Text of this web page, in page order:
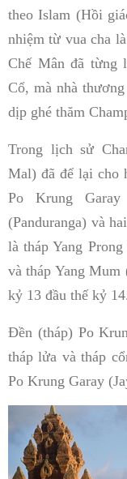
theo Islam (Hồi
nhiệm từ vua cha
Chế Mân đã từng
Cổ, mà nhà
dịp ghé thăm
Trong lịch sử
Mal) đã để lại cho
Po Krung
(Panduranga) và
là tháp Yang
và tháp Yang
kỷ 13 đầu thế kỷ 14.
Đền (tháp) Po
tháp lửa và tháp
Po Krung Garay